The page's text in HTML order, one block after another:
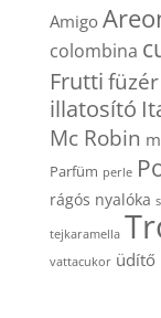
Amigo
colombina
Fruttifüzér
illatosító
Mc Robin
Parfüm perle
rágós nyalóka
tejkaramella
vattacukor üdítő